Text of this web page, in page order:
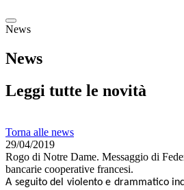
News
News
Leggi tutte le novità
Torna alle news
29/04/2019
Rogo di Notre Dame. Messaggio di
bancarie cooperative francesi.
A seguito del violento e drammatico